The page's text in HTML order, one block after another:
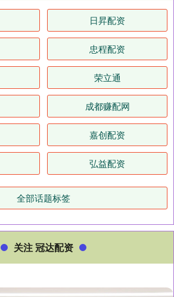
日昇配资
忠程配资
荣立通
成都赚配网
嘉创配资
弘益配资
全部话题标签
关注 冠达配资